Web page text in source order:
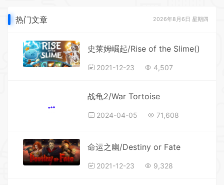
热门文章 2026年8月6日 星期四
史莱姆崛起/Rise of the Slime()
2021-12-23 4,507
战龟2/War Tortoise
2024-04-05 71,608
命运之幽/Destiny or Fate
2021-12-23 9,328